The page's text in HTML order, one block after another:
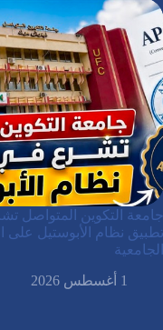
جامعة التكوين المتواصل
تطبيق نظام الأبوستيل على
الجامعية
1 أغسطس 2026